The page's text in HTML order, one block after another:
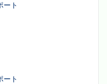
ート
ート